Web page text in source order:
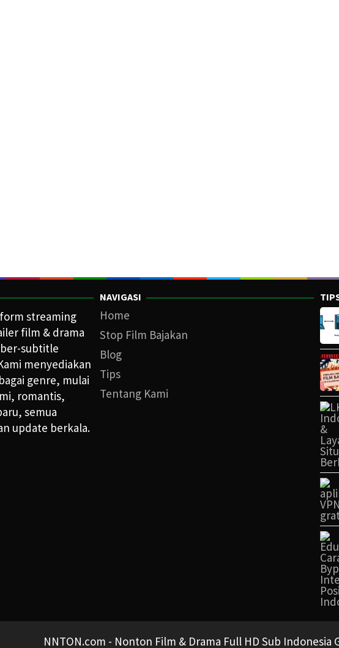
streaming
film & drama
subtitle
menyediakan
genre, mulai
romantis,
semua
update berkala.
NAVIGASI
Home
Stop Film Bajakan
Blog
Tips
Tentang Kami
NNTON.com - Nonton Film & Drama Full HD Sub Indonesia